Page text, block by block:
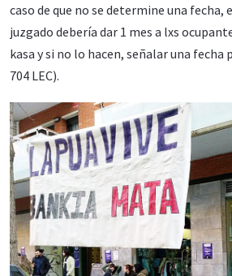
caso de que no se determine una fecha,
juzgado debería dar 1 mes a lxs
kasa y si no lo hacen, señalar una fecha
704 LEC).